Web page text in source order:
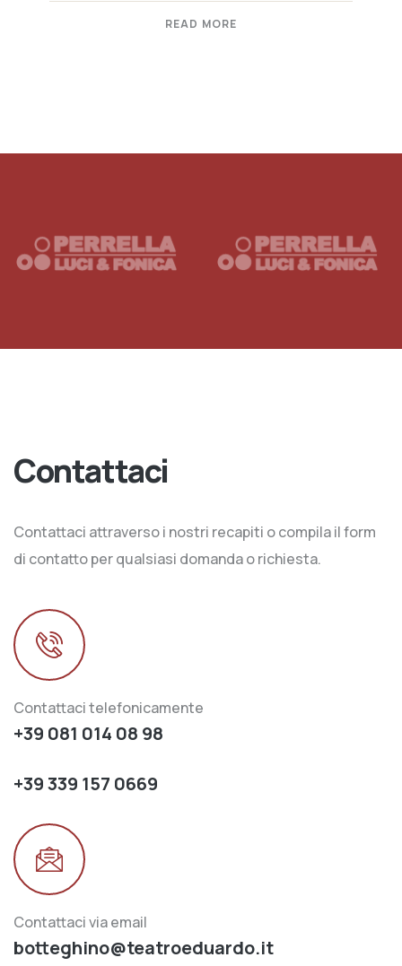
READ MORE
Contattaci
Contattaci attraverso i nostri recapiti o compila il form
di contatto per qualsiasi domanda o richiesta.
Contattaci telefonicamente
+39 081 014 08 98
+39 339 157 0669
Contattaci via email
botteghino@teatroeduardo.it